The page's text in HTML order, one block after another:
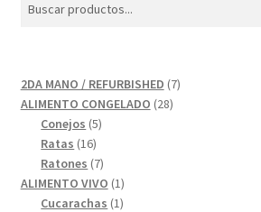
2DA MANO / REFURBISHED 77
ALIMENTO CONGELADO 2828
Conejos 55
Ratas 1616
productos
Ratones 77
productos
ALIMENTO VIVO 11
producto
Cucarachas 11